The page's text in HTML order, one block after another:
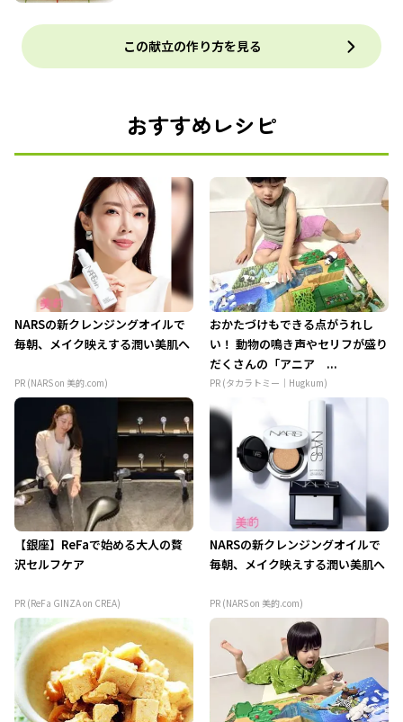
この献立の作り方を見る
おすすめレシピ
NARSの新クレンジングオイルで
毎朝、メイク映えする潤い美肌へ
PR (NARS on 美的.com)
おかたづけもできる点がうれし
い！ 動物の鳴き声やセリフが盛り
だくさんの「アニア ...
PR (タカラトミー｜Hugkum)
【銀座】ReFaで始める大人の贅
沢セルフケア
PR (ReFa GINZA on CREA)
NARSの新クレンジングオイルで
毎朝、メイク映えする潤い美肌へ
PR (NARS on 美的.com)